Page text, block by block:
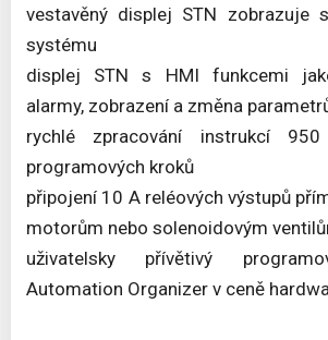
vestavěný displej STN zobrazuje
systému
displej STN s HMI funkcemi
alarmy, zobrazení a změna
rychlé zpracování instrukcí
programových kroků
připojení 10 A reléových výstupů
motorům nebo solenoidovým
uživatelsky přívětivý
Automation Organizer v ceně